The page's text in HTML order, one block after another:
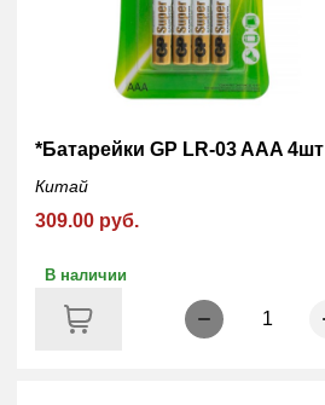
*Батарейки GP LR-03 AAA 4шт
Китай
309.00 руб.
В наличии
1